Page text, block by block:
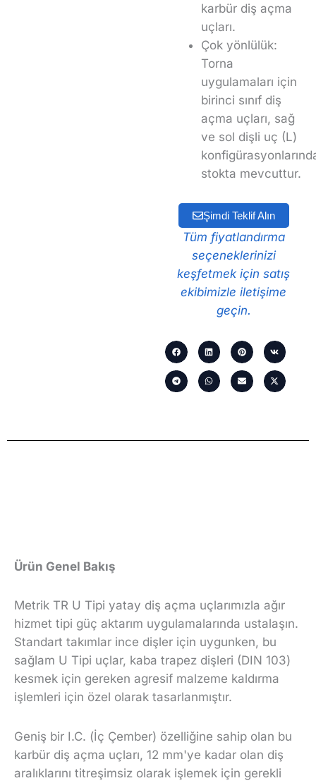
karbür diş açma
uçları.
Çok yönlülük:
Torna
uygulamaları için
birinci sınıf diş
açma uçları, sağ
ve sol dişli uç (L)
stokta mevcuttur.
Şimdi Teklif Alın
Tüm fiyatlandırma
seçeneklerinizi
keşfetmek için satış
ekibimizle iletişime
geçin.
Ürün Genel Bakış
Metrik TR U Tipi yatay diş açma uçlarımızla ağır
hizmet tipi güç aktarım uygulamalarında ustalaşın.
Standart takımlar ince dişler için uygunken, bu
sağlam U Tipi uçlar, kaba trapez dişleri (DIN 103)
kesmek için gereken agresif malzeme kaldırma
işlemleri için özel olarak tasarlanmıştır.
Geniş bir I.C. (İç Çember) özelliğine sahip olan bu
karbür diş açma uçları, 12 mm'ye kadar olan diş
aralıklarını titreşimsiz olarak işlemek için gerekli